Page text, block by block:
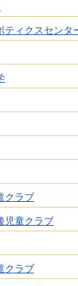
ティクスセンタ
クラブ
児童クラブ
クラブ